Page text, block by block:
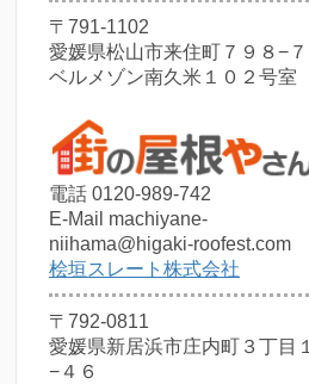
〒791-1102
愛媛県松山市来住町７９８−７
ベルメゾン南久米１０２号室
電話 0120-989-742
E-Mail machiyane-
niihama@higaki-roofest.com
桧垣スレート株式会社
〒792-0811
愛媛県新居浜市庄内町３丁目１
−４６